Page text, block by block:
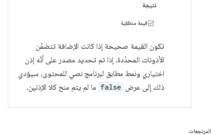
نتيجة
قيمة منطقية
تكون القيمة صحيحة إذا كانت الإضافة تتضمّن
الأذونات المحدّدة. إذا تم تحديد مصدر على أنّه إذن
اختياري ونمط مطابق لبرنامج نصي للمحتوى، سيؤدي
ذلك إلى عرض false ما لم يتم منح كلا الإذنين.
المرتجعات